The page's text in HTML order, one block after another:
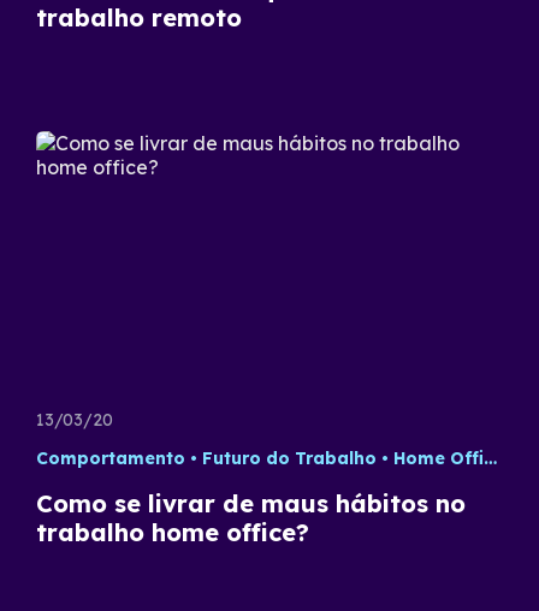
trabalho remoto
13/03/20
Comportamento
Futuro do Trabalho Home Office
Como se livrar de maus hábitos no
trabalho home office?